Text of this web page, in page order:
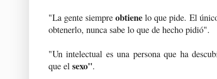
"La gente siempreobtiene lo que pide. El
obtenerlo, nunca sabe lo que de hecho pidió".
"Un intelectual es una persona que ha
que el sexo".